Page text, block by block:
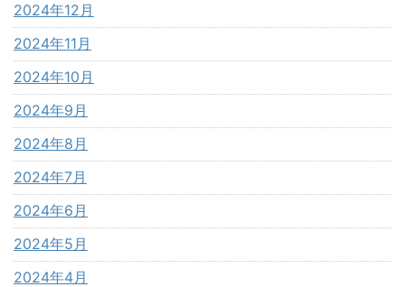
2024年12月
2024年11月
2024年10月
2024年9月
2024年8月
2024年7月
2024年6月
2024年5月
2024年4月